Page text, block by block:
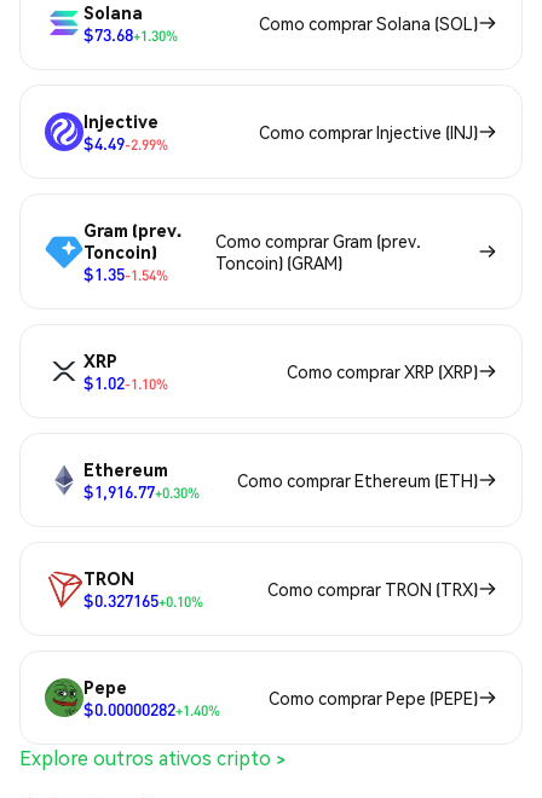
Solana
$73.68+1.30%
Como comprar Solana (SOL)
Injective
$4.49-2.99%
Como comprar Injective (INJ)
Gram (prev.
Toncoin)
$1.35-1.54%
Como comprar Gram (prev.
Toncoin) (GRAM)
XRP
$1.02-1.10%
Como comprar XRP (XRP)
Ethereum
$1,916.77+0.30%
Como comprar Ethereum (ETH)
TRON
$0.327165+0.10%
Como comprar TRON (TRX)
Pepe
$0.00000282+1.40%
Como comprar Pepe (PEPE)
Explore outros ativos cripto >